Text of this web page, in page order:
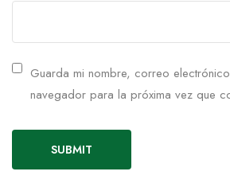
Guarda mi nombre, correo
navegador para la próxima vez que